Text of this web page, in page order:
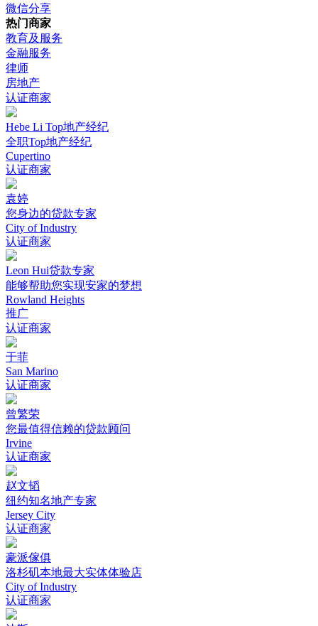
微信分享
热门商家
教育及服务
金融服务
律师
房地产
认证商家
Hebe Li Top地产经纪
全职Top地产经纪
Cupertino
认证商家
袁婷
您身边的贷款专家
City of Industry
认证商家
Leon Hui贷款专家
能够帮助您实现安家的梦想
Rowland Heights
推广
认证商家
于菲
San Marino
认证商家
曾繁荣
您最值得信赖的贷款顾问
Irvine
认证商家
赵文韬
纽约知名地产专家
Jersey City
认证商家
豪派傢俱
洛杉矶本地最大实体体验店
City of Industry
认证商家